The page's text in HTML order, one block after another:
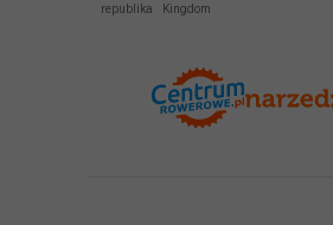
republika
Kingdom